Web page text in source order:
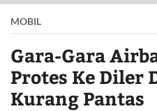
MOBIL
Gara-Gara
Protes Ke Diler
Kurang Pantas